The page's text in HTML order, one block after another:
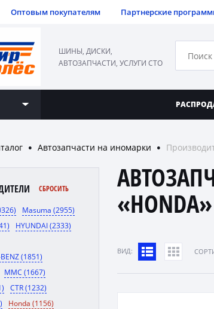
Оптовым покупателям Партнерские
ШИНЫ, ДИСКИ,
АВТОЗАПЧАСТИ, УСЛУГИ СТО
● Автозапчасти на иномарки ●
СБРОСИТЬ
Masuma (2955)
HYUNDAI (2333)
(1851)
MMC (1667)
CTR (1232)
Honda (1156)
«HONDA»
ВИД: